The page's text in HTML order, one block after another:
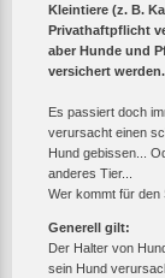
Kleintiere (z. B.
Privathaftpflicht
aber Hunde und
versichert werden.
Es passiert doch
verursacht einen
Hund gebissen...
anderes Tier...
Wer kommt für den
Generell gilt:
Der Halter von
sein Hund